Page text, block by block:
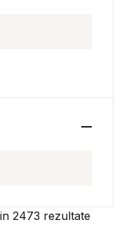
2473 rezultate